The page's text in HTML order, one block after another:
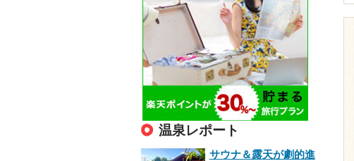
温泉レポート
サウナ＆露天が劇的進